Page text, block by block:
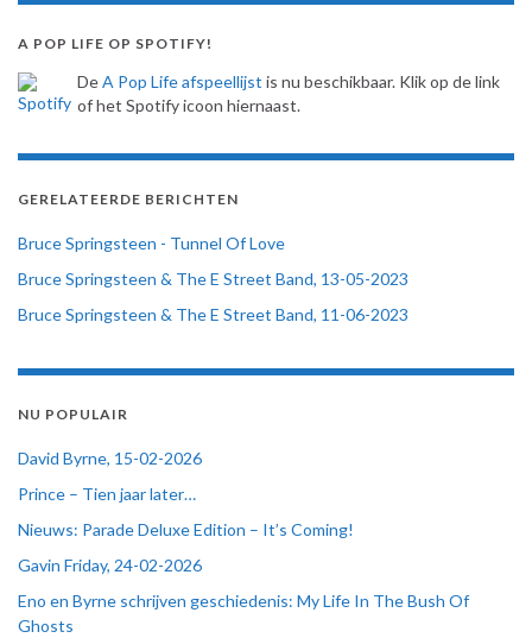
A POP LIFE OP SPOTIFY!
DeA Pop Life afspeellijst is nu beschikbaar. Klik op de link
of het Spotify icoon hiernaast.
GERELATEERDE BERICHTEN
Bruce Springsteen - Tunnel Of Love
Bruce Springsteen & The E Street Band, 13-05-2023
Bruce Springsteen & The E Street Band, 11-06-2023
NU POPULAIR
David Byrne, 15-02-2026
Prince – Tien jaar later…
Nieuws: Parade Deluxe Edition – It’s Coming!
Gavin Friday, 24-02-2026
Eno en Byrne schrijven geschiedenis: My Life In The Bush Of
Ghosts